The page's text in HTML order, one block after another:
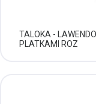
TALOKA -
PLATKAMI ROZ